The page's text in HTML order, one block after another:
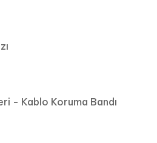
- Kablo Koruma Bandı